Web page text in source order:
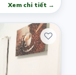
Xem chi tiết →